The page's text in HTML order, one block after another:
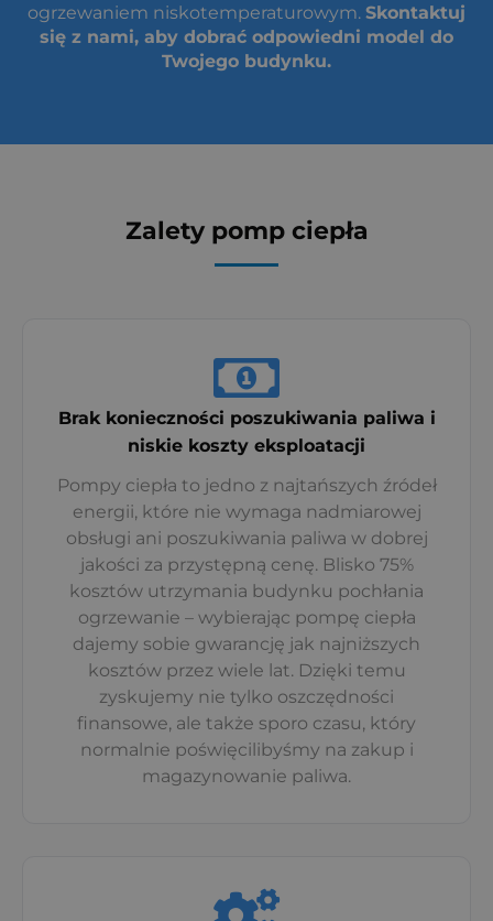
ogrzewaniem niskotemperaturowym. Skontaktuj
się z nami, aby dobrać odpowiedni model do
Twojego budynku.
Zalety pomp ciepła
Brak konieczności poszukiwania paliwa i
niskie koszty eksploatacji
Pompy ciepła to jedno z najtańszych źródeł
energii, które nie wymaga nadmiarowej
obsługi ani poszukiwania paliwa w dobrej
jakości za przystępną cenę. Blisko 75%
kosztów utrzymania budynku pochłania
ogrzewanie – wybierając pompę ciepła
dajemy sobie gwarancję jak najniższych
kosztów przez wiele lat. Dzięki temu
zyskujemy nie tylko oszczędności
finansowe, ale także sporo czasu, który
normalnie poświęcilibyśmy na zakup i
magazynowanie paliwa.